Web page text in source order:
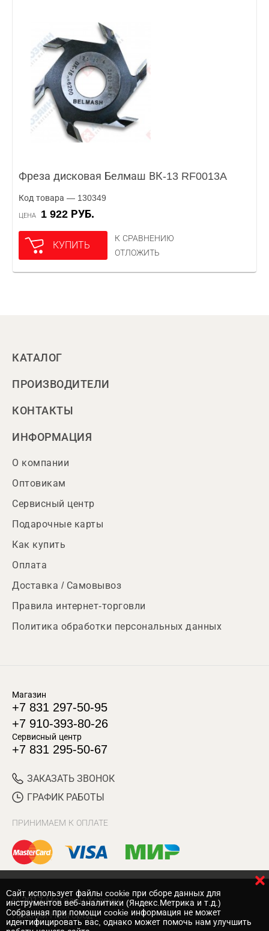
Фреза дисковая Белмаш ВК-13 RF0013A
Код товара — 130349
ЦЕНА 1 922 РУБ.
КУПИТЬ
К СРАВНЕНИЮ
ОТЛОЖИТЬ
КАТАЛОГ
ПРОИЗВОДИТЕЛИ
КОНТАКТЫ
ИНФОРМАЦИЯ
О компании
Оптовикам
Сервисный центр
Подарочные карты
Как купить
Оплата
Доставка / Самовывоз
Правила интернет-торговли
Политика обработки персональных данных
Магазин
+7 831 297-50-95
+7 910-393-80-26
Сервисный центр
+7 831 295-50-67
ЗАКАЗАТЬ ЗВОНОК
ГРАФИК РАБОТЫ
ПРИНИМАЕМ К ОПЛАТЕ
© 2017 Магазин Хозяин
Нижний Новгород
Cайт использует файлы cookie при сборе данных для
инструментов веб-аналитики (Яндекс.Метрика и т.д.)
Собранная при помощи cookie информация не может
идентифицировать вас, однако может помочь нам улучшить